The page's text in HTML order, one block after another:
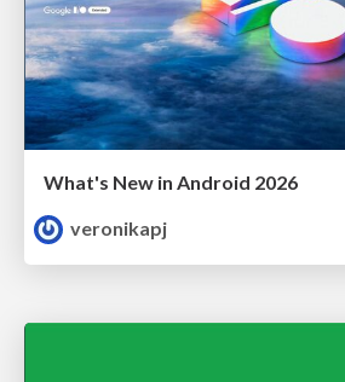
What's New in Android 2026
veronikapj